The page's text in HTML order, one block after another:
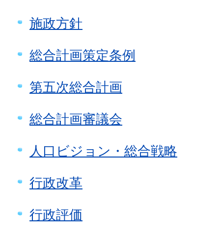
施政方針
総合計画策定条例
第五次総合計画
総合計画審議会
人口ビジョン・総合戦略
行政改革
行政評価